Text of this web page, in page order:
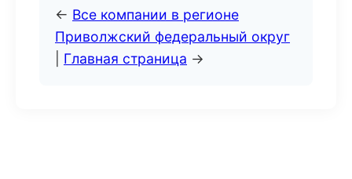
← Все компании в регионе
Приволжский федеральный округ
Главная страница →